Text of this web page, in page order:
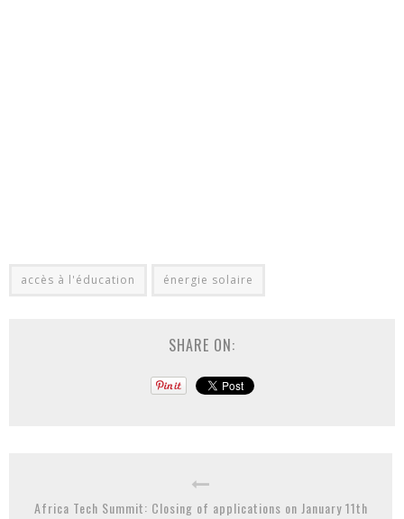
accès à l'éducation énergie solaire
SHARE ON:
Africa Tech Summit: Closing of applications on January 11th